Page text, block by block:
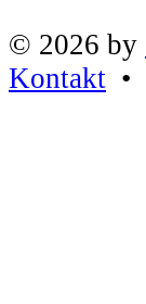
© 2026 by
Kontakt •